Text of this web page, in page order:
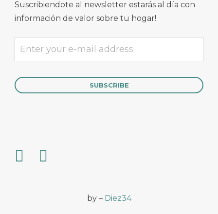
Suscribiendote al newsletter estarás al día con
información de valor sobre tu hogar!
by – Diez34